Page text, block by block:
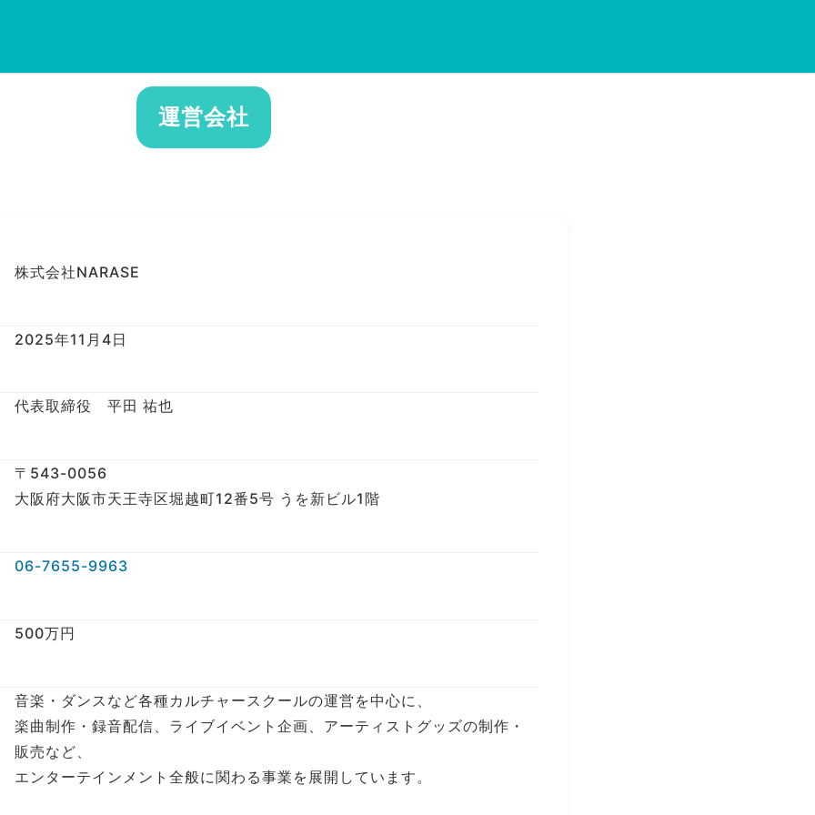
運営会社
株式会社NARASE
2025年11月4日
代表取締役 平田 祐也
〒543-0056
大阪府大阪市天王寺区堀越町12番5号 うを新ビル1階
06-7655-9963
500万円
音楽・ダンスなど各種カルチャースクールの運営を中心に、
楽曲制作・録音配信、ライブイベント企画、アーティストグッズの制作・
販売など、
エンターテインメント全般に関わる事業を展開しています。